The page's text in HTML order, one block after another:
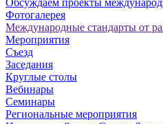
Обсуждаем проекты
Фотогалерея
Международные стандарты от
Мероприятия
Съезд
Заседания
Круглые столы
Вебинары
Семинары
Региональные мероприятия